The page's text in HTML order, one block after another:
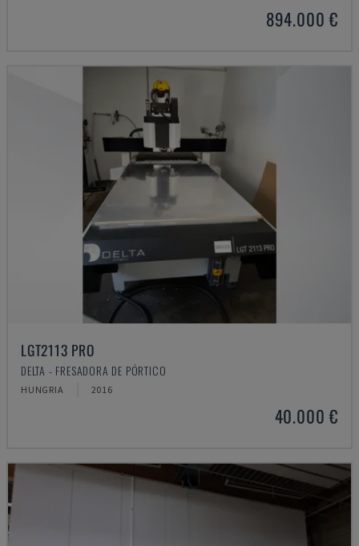
894.000 €
LGT2113 PRO
DELTA - FRESADORA DE PÓRTICO
HUNGRIA 2016
40.000 €